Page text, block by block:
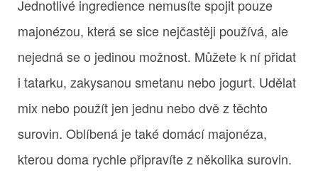
Jednotlivé ingredience nemusíte spojit pouze
majonézou, která se sice nejčastěji používá, ale
nejedná se o jedinou možnost. Můžete k ní přidat
i tatarku, zakysanou smetanu nebo jogurt. Udělat
mix nebo použít jen jednu nebo dvě z těchto
surovin. Oblíbená je také domácí majonéza,
kterou doma rychle připravíte z několika surovin.